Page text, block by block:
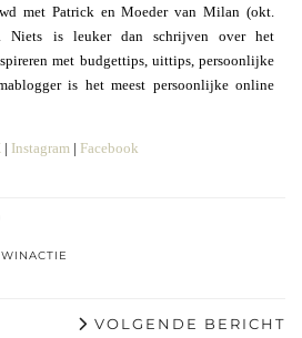
met Patrick en Moeder van Milan (okt.
Niets is leuker dan schrijven over het
met budgettips, uittips, persoonlijke
is het meest persoonlijke online
| Instagram | Facebook
WINACTIE
VOLGENDE BERICHT